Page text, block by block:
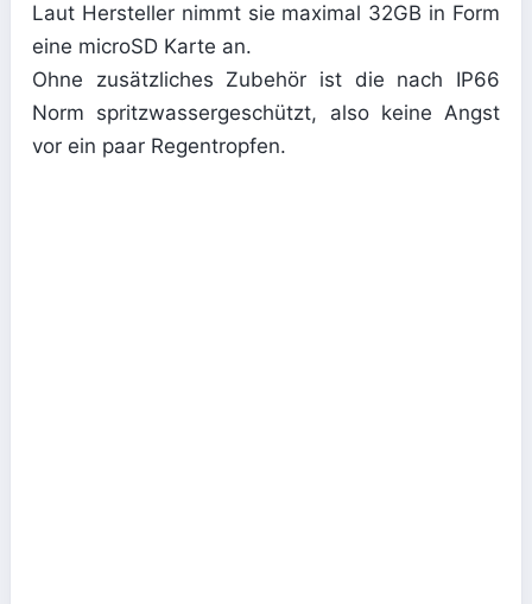
Laut Hersteller nimmt sie maximal 32GB in Form
eine microSD Karte an.
Ohne zusätzliches Zubehör ist die nach IP66
Norm spritzwassergeschützt, also keine Angst
vor ein paar Regentropfen.